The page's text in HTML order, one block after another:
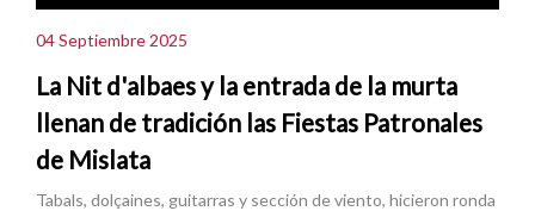
04 Septiembre 2025
La Nit d'albaes y la entrada de la murta
llenan de tradición las Fiestas Patronales
de Mislata
Tabals, dolçaines, guitarras y sección de viento, hicieron ronda